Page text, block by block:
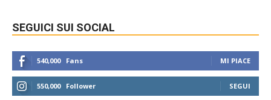
SEGUICI SUI SOCIAL
540,000 Fans MI PIACE
550,000 Follower SEGUI